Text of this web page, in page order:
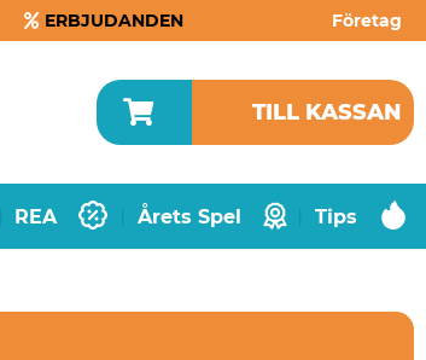
ERBJUDANDEN Företag
TILL KASSAN
REA Årets Spel Tips